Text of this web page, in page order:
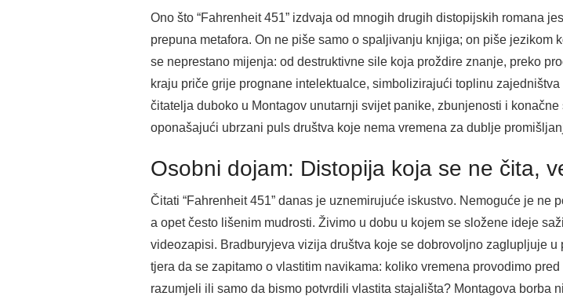
Ono što “Fahrenheit 451” izdvaja od mnogih drugih distopijskih romana
prepuna metafora. On ne piše samo o spaljivanju knjiga; on piše jezikom
se neprestano mijenja: od destruktivne sile koja proždire znanje, preko
kraju priče grije prognane intelektualce, simbolizirajući toplinu
čitatelja duboko u Montagov unutarnji svijet panike, zbunjenosti i
oponašajući ubrzani puls društva koje nema vremena za dublje
Osobni dojam: Distopija koja se ne čita,
Čitati “Fahrenheit 451” danas je uznemirujuće iskustvo. Nemoguće je
a opet često lišenim mudrosti. Živimo u dobu u kojem se složene ideje
videozapisi. Bradburyjeva vizija društva koje se dobrovoljno zaglupljuje
tjera da se zapitamo o vlastitim navikama: koliko vremena provodimo
razumjeli ili samo da bismo potvrdili vlastita stajališta? Montagova borba